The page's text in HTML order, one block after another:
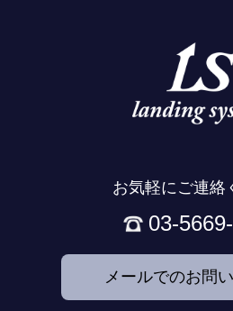
お気軽にご連絡
03-
メールでのお問